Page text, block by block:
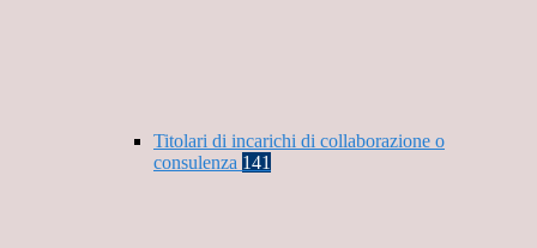
Titolari di incarichi di collaborazione o
consulenza 141